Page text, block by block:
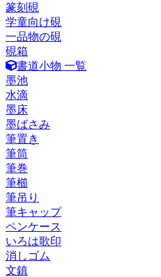
篆刻硯
学童向け硯
一品物の硯
硯箱
書道小物 一覧
墨池
水滴
墨床
墨ばさみ
筆置き
筆筒
筆巻
筆櫛
筆吊り
筆キャップ
ペンケース
いろは歌印
消しゴム
文鎮